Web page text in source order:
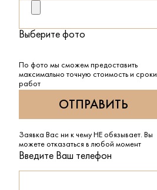
Выберите фото
По фото мы сможем предоставить
максимально точную стоимость и сроки
работ
Заявка Вас ни к чему НЕ обязывает. Вы
можете отказаться в любой момент
Введите Ваш телефон